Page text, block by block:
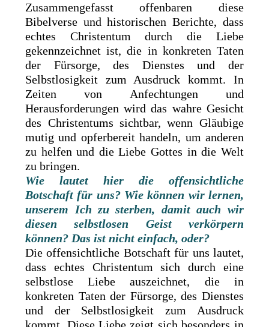
Zusammengefasst offenbaren diese
Bibelverse und historischen Berichte, dass
echtes Christentum durch die Liebe
gekennzeichnet ist, die in konkreten Taten
der Fürsorge, des Dienstes und der
Selbstlosigkeit zum Ausdruck kommt. In
Zeiten von Anfechtungen und
Herausforderungen wird das wahre Gesicht
des Christentums sichtbar, wenn Gläubige
mutig und opferbereit handeln, um anderen
zu helfen und die Liebe Gottes in die Welt
zu bringen.
Wie lautet hier die offensichtliche
Botschaft für uns? Wie können wir lernen,
unserem Ich zu sterben, damit auch wir
diesen selbstlosen Geist verkörpern
können? Das ist nicht einfach, oder?
Die offensichtliche Botschaft für uns lautet,
dass echtes Christentum sich durch eine
selbstlose Liebe auszeichnet, die in
konkreten Taten der Fürsorge, des Dienstes
und der Selbstlosigkeit zum Ausdruck